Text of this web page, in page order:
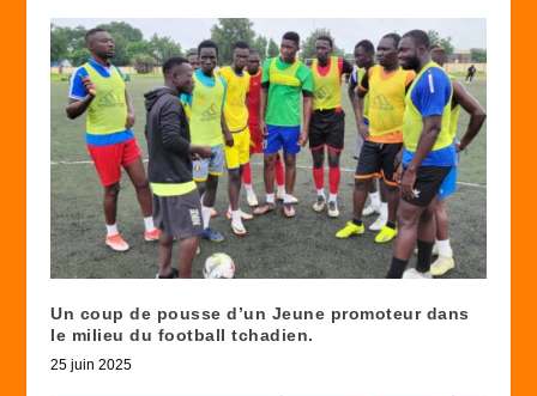
Un coup de pousse d’un Jeune promoteur dans
le milieu du football tchadien.
25 juin 2025